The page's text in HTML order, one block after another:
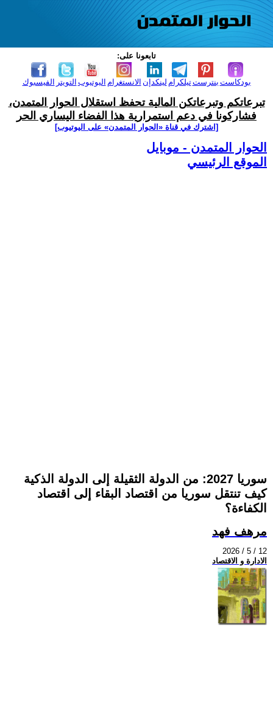
تابعونا على:
الفيسبوك التويتر اليوتيوب الانستغرام لينكدإن تيلكرامبنترست بودكاست
تبرعاتكم وتبرعاتكن المالية تحفظ استقلال الحوار المتمدن،
فشاركونا في دعم استمرارية هذا الفضاء اليساري الحر
[اشترك في قناة ‫«الحوار المتمدن» على اليوتيوب]
الحوار المتمدن - موبايل
الموقع الرئيسي
سوريا 2027: من الدولة الثقيلة إلى الدولة الذكية
كيف تنتقل سوريا من اقتصاد البقاء إلى اقتصاد
الكفاءة؟
مرهف فهد
2026 / 5 / 12
الادارة و الاقتصاد